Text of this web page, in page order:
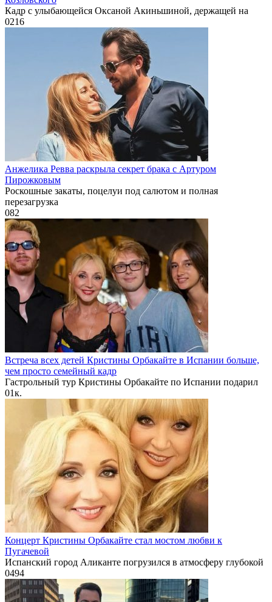
Кадр с улыбающейся Оксаной Акиньшиной, держащей на
0216
Анжелика Ревва раскрыла секрет брака с Артуром
Пирожковым
Роскошные закаты, поцелуи под салютом и полная
перезагрузка
082
Встреча всех детей Кристины Орбакайте в Испании больше,
чем просто семейный кадр
Гастрольный тур Кристины Орбакайте по Испании подарил
01к.
Концерт Кристины Орбакайте стал мостом любви к
Пугачевой
Испанский город Аликанте погрузился в атмосферу глубокой
0494